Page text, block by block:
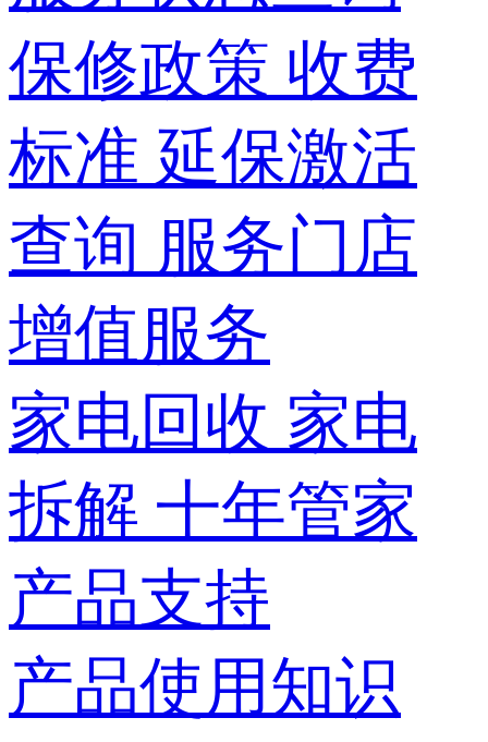
保修政策 收费
标准 延保激活
查询 服务门店
增值服务
家电回收 家电
拆解 十年管家
产品支持
产品使用知识